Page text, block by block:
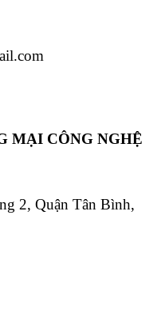
MẠI CÔNG NGHỆ
2, Quận Tân Bình,